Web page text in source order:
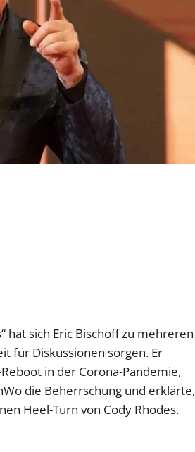
hat sich Eric Bischoff zu mehreren
für Diskussionen sorgen. Er
in der Corona-Pandemie,
die Beherrschung und erklärte,
Heel-Turn von Cody Rhodes.